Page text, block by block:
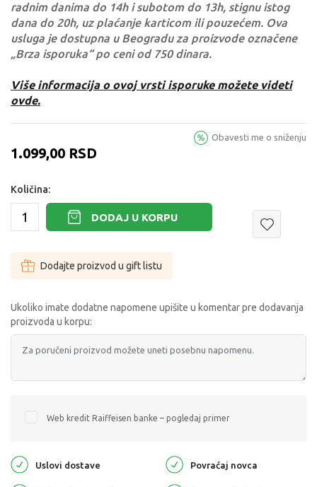
radnim danima do 14h i subotom do 13h, stignu istog
dana do 20h, uz plaćanje karticom ili pouzećem. Ova
usluga je dostupna u Beogradu za proizvode označene
„Brza isporuka“ po ceni od 750 dinara.
Više informacija o ovoj vrsti isporuke možete videti
ovde.
1.099,00 RSD
Obavesti me o sniženju
Količina:
DODAJ U KORPU
Dodajte proizvod u gift listu
Ukoliko imate dodatne napomene upišite u komentar pre dodavanja
proizvoda u korpu:
Web kredit Raiffeisen banke – pogledaj primer
Uslovi dostave Povraćaj novca